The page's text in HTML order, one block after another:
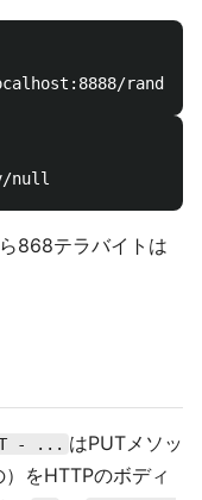
程度使ってみて安定
この方法で作るよう
れるの？」
さいデータを返す
の結果では現在
います。
をcatしているだけで